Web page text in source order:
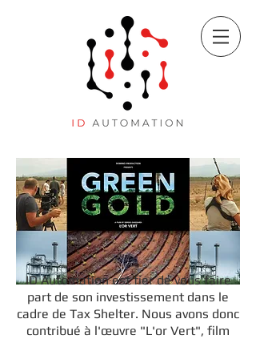
ID Automation est fier de vous faire
part de son investissement dans le
cadre de Tax Shelter. Nous avons donc
contribué à l'œuvre "L'or Vert", film